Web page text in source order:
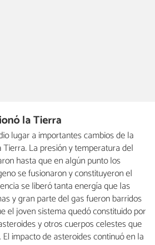
la Tierra
lugar a importantes cambios de la
La presión y temperatura del
hasta que en algún punto los
se fusionaron y constituyeron el
se liberó tanta energía que las
y gran parte del gas fueron barridos
el joven sistema quedó constituido por
y otros cuerpos celestes que
impacto de asteroides continuó en la